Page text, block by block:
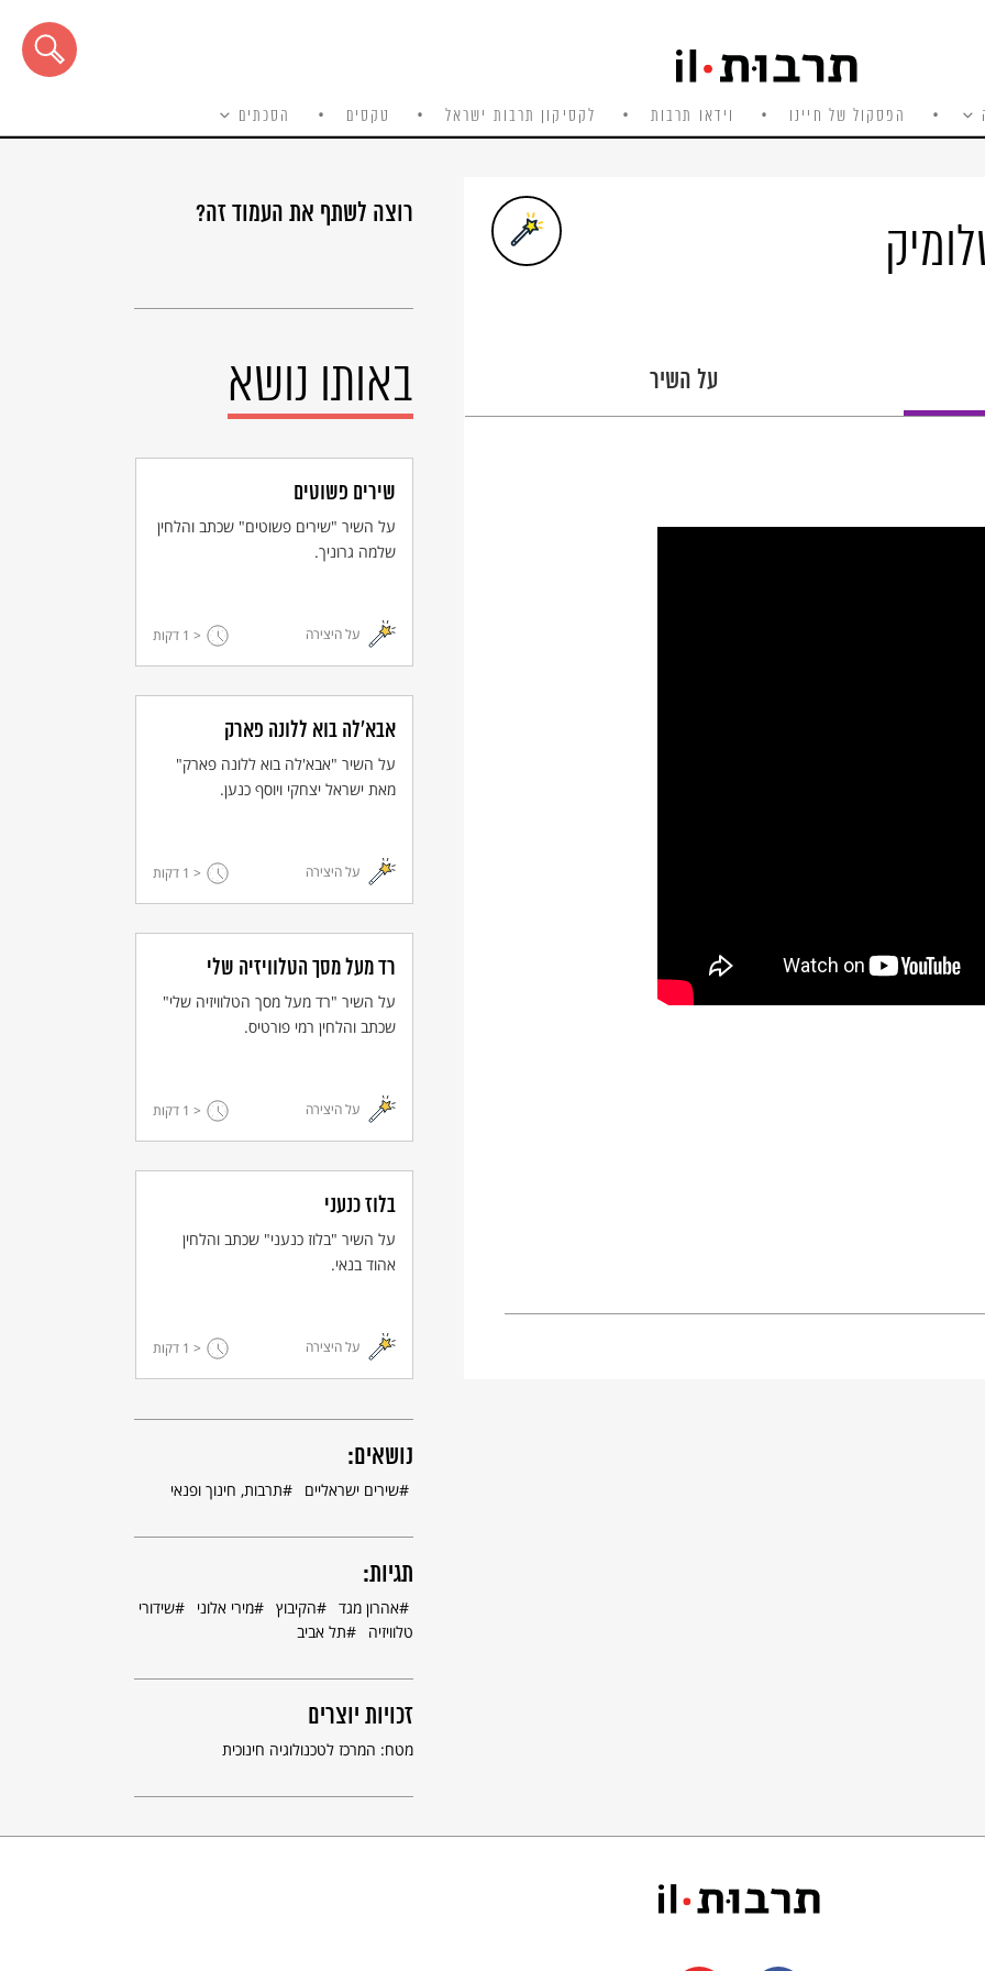
הפסקול של חיינו וידאו תרבות לקסיקון תרבות ישראל טקסים הסכתים
על השיר
רוצה לשתף את העמוד זה?
באותו נושא
שירים פשוטים
על השיר "שירים פשוטים" שכתב והלחין
שלמה גרוניך.
על היצירה < 1 דקות
אבא'לה בוא ללונה פארק
על השיר "אבא'לה בוא ללונה פארק"
מאת ישראל יצחקי ויוסף כנען.
על היצירה < 1 דקות
רד מעל מסך הטלוויזיה שלי
על השיר "רד מעל מסך הטלוויזיה שלי"
שכתב והלחין רמי פורטיס.
על היצירה < 1 דקות
בלוז כנעני
על השיר "בלוז כנעני" שכתב והלחין
אהוד בנאי.
על היצירה < 1 דקות
נושאים:
שירים ישראליים תרבות, חינוך ופנאי
תגיות:
אהרון מגד הקיבוץ מירי אלוני
שידורי
טלוויזיה
תל אביב
זכויות יוצרים
מטח: המרכז לטכנולוגיה חינוכית